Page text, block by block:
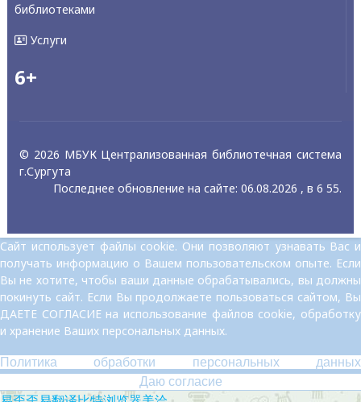
библиотеками
Услуги
6+
© 2026 МБУК Централизованная библиотечная система
г.Сургута
Последнее обновление на сайте: 06.08.2026 , в 6 55.
Сайт использует файлы cookie. Они позволяют узнавать Вас и
получать информацию о Вашем пользовательском опыте. Если
Вы не хотите, чтобы ваши данные обрабатывались, вы должны
покинуть сайт. Если Вы продолжаете пользоваться сайтом, Вы
ДАЕТЕ СОГЛАСИЕ на использование файлов cookie, обработку
и хранение Ваших персональных данных.
Политика обработки персональных данных
Даю согласие